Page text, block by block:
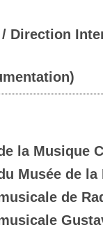
Direction
la Musique
Musée de la
de